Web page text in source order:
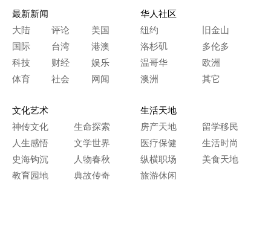
最新新闻
大陆
评论
美国
国际
台湾
港澳
科技
财经
娱乐
体育
社会 网闻
华人社区
纽约
旧金山
洛杉矶
多伦多
温哥华
欧洲
澳洲
其它
文化艺术
神传文化
生命探索
人生感悟
文学世界
史海钩沉
人物春秋
教育园地
典故传奇
生活天地
房产天地
留学移民
医疗保健
生活时尚
纵横职场
美食天地
旅游休闲